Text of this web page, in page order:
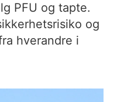
PFU og tapte.
og
hverandre i